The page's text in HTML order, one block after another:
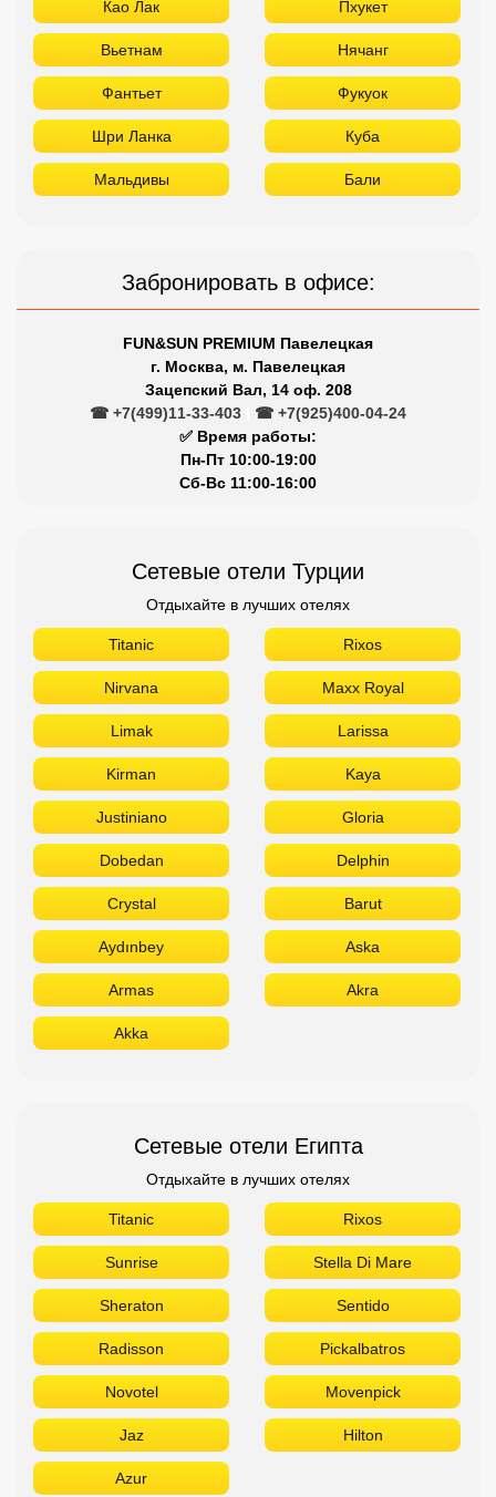
Као Лак Пхукет
Вьетнам Нячанг
Фантьет Фукуок
Шри Ланка Куба
Мальдивы Бали
Забронировать в офисе:
FUN&SUN PREMIUM Павелецкая
г. Москва, м. Павелецкая
Зацепский Вал, 14 оф. 208
☎ +7(499)11-33-403
☎ +7(925)400-04-24
✅ Время работы:
Пн-Пт 10:00-19:00
Сб-Вс 11:00-16:00
Сетевые отели Турции
Отдыхайте в лучших отелях
Titanic Rixos
Nirvana Maxx Royal
Limak Larissa
Kirman Kaya
Justiniano Gloria
Dobedan Delphin
Crystal Barut
Aydınbey Aska
Armas Akra
Akka
Сетевые отели Египта
Отдыхайте в лучших отелях
Titanic Rixos
Sunrise Stella Di Mare
Sheraton Sentido
Radisson Pickalbatros
Novotel Movenpick
Jaz Hilton
Azur